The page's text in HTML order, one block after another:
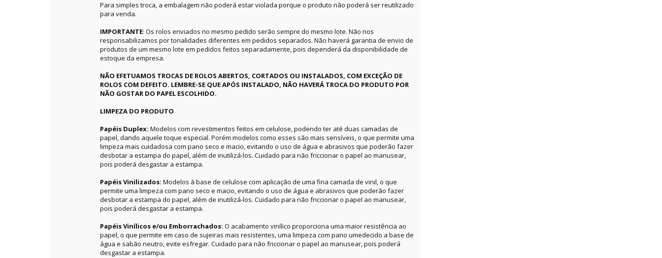
Para simples troca, a embalagem não poderá estar violada porque o produto não poderá ser reutilizado
para venda.
IMPORTANTE: Os rolos enviados no mesmo pedido serão sempre do mesmo lote. Não nos
responsabilizamos por tonalidades diferentes em pedidos separados. Não haverá garantia de envio de
produtos de um mesmo lote em pedidos feitos separadamente, pois dependerá da disponibilidade de
estoque da empresa.
NÃO EFETUAMOS TROCAS DE ROLOS ABERTOS, CORTADOS OU INSTALADOS, COM EXCEÇÃO DE
ROLOS COM DEFEITO. LEMBRE-SE QUE APÓS INSTALADO, NÃO HAVERÁ TROCA DO PRODUTO POR
NÃO GOSTAR DO PAPEL ESCOLHIDO.
LIMPEZA DO PRODUTO
Papéis Duplex: Modelos com revestimentos feitos em celulose, podendo ter até duas camadas de
papel, dando aquele toque especial. Porém modelos como esses são mais sensíveis, o que permite uma
limpeza mais cuidadosa com pano seco e macio, evitando o uso de água e abrasivos que poderão fazer
desbotar a estampa do papel, além de inutilizá-los. Cuidado para não friccionar o papel ao manusear,
pois poderá desgastar a estampa.
Papéis Vinilizados: Modelos à base de celulose com aplicação de uma fina camada de vinil, o que
permite uma limpeza com pano seco e macio, evitando o uso de água e abrasivos que poderão fazer
desbotar a estampa do papel, além de inutilizá-los. Cuidado para não friccionar o papel ao manusear,
pois poderá desgastar a estampa.
Papéis Vinílicos e/ou Emborrachados: O acabamento vinílico proporciona uma maior resistência ao
papel, o que permite em caso de sujeiras mais resistentes, uma limpeza com pano umedecido a base de
água e sabão neutro, evite esfregar. Cuidado para não friccionar o papel ao manusear, pois poderá
desgastar a estampa.